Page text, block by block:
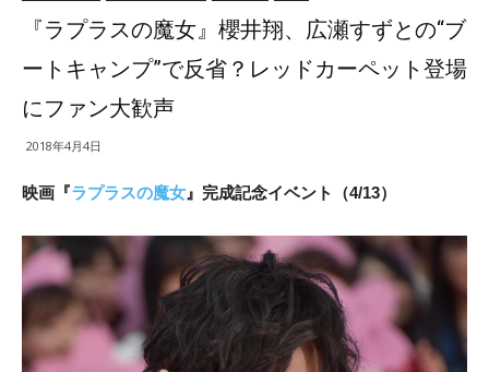
『ラプラスの魔女』櫻井翔、広瀬すずとの“ブ
ートキャンプ”で反省？レッドカーペット登場
にファン大歓声
2018年4月4日
映画『ラプラスの魔女 』完成記念イベント（4/13）